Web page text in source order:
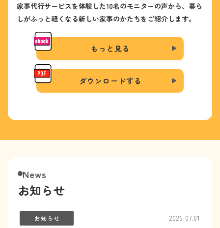
家事代行サービスを体験した10名のモニターの声から、暮ら
しがふっと軽くなる新しい家事のかたちをご紹介します。
もっと見る
ダウンロードする
News
お知らせ
お知らせ 2026.07.01